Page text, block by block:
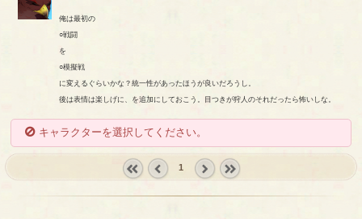
俺は最初の
○戦闘
を
○模擬戦
に変えるぐらいかな？統一性があったほうが良いだろうし。
後は表情は楽しげに、を追加にしておこう。目つきが狩人のそれだったら怖いしな。
キャラクターを選択してください。
1